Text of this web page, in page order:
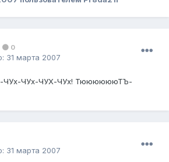
0
31 марта 2007
ЧУх-ЧУх-ЧУХ-ЧУх! ТююююююТЪ-
31 марта 2007